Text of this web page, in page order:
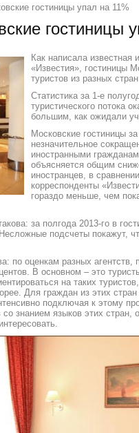
гостиницы упал на 11%
гостиницы
Как написала известная
«Известия», гостиницы
туристов из разных
Статистика за 1-е
туристического потока
большим, как ожидали
Московские гостиницы
незначительное
иностранными
объясняется общим
иностранцев, в
корреспонденты
гораздо меньше, чем
за полгода 2013-го в
подсчеты покажут,
по оценкам разных
В основном – это
на таких
Для граждан из этих стран
подключая к этому
знанием языков этих стран,